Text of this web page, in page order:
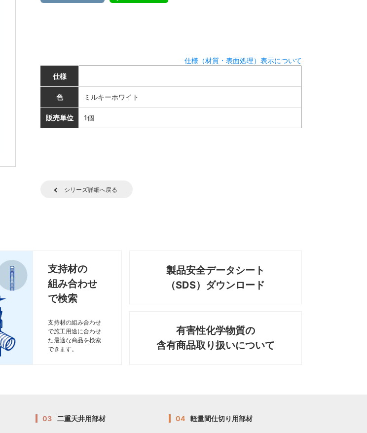
仕様（材質・表面処理）表示について
仕様
色 ミルキーホワイト
販売単位 1個
シリーズ詳細へ戻る
支持材の
組み合わせ
で検索
支持材の組み合わせ
で施工用途に合わせ
た最適な商品を検索
できます。
製品安全データシート
（SDS）ダウンロード
有害性化学物質の
含有商品取り扱いについて
03 二重天井用部材 04 軽量間仕切り用部材